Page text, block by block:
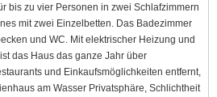
bis zu vier Personen in zwei Schlafzimmern
mit zwei Einzelbetten. Das Badezimmer
und WC. Mit elektrischer Heizung und
das Haus das ganze Jahr über
und Einkaufsmöglichkeiten entfernt,
am Wasser Privatsphäre, Schlichtheit